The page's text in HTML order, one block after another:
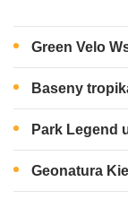
Green Velo
Baseny
Park Legend
Geonatura